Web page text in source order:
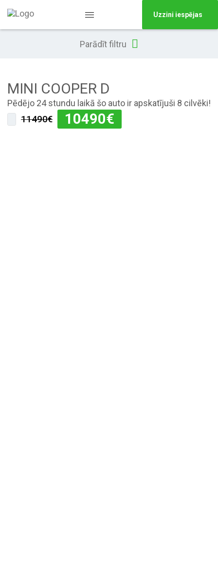
Uzzini iespējas
Parādīt filtru
MINI COOPER D
Pēdējo 24 stundu laikā šo auto ir apskatījuši 8 cilvēki!
11490€ 10490€